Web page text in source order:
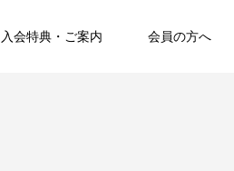
入会特典・ご案内 会員の方へ